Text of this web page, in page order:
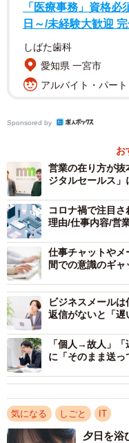
業務における営業メールをど
ーケティング）
はじめに、「業務にお
が「ほぼすべて開封」
は開封」（32.4％）と
談未経験者では「ほと
となり、メールを開封
ました。
その一方で、「興味が
した未経験者も一定数
きる潜在層が一定数存
「医療事務」資格
日～/未経験大歓迎
しばた歯科
愛知県 一宮市
アルバイト・パー
Sponsored by
お
営業の在り方が
ジタルセールス
コロナ禍で注目
理由/仕事内容/営
仕事チャットや
間での意識のギ
ビジネスメール
返信がないと「遅
「個人→故人」
に「そのまま送
気になる しごと IT
夕日を浴